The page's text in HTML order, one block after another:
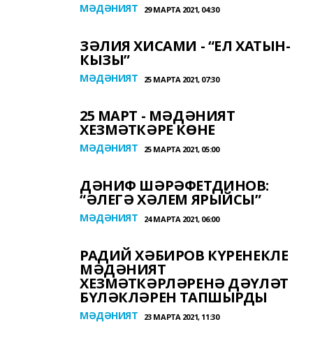
МӘДӘНИЯТ 29 МАРТА 2021, 04:30
ЗӘЛИЯ ХИСАМИ - “ЕЛ ХАТЫН-
КЫЗЫ”
МӘДӘНИЯТ 25 МАРТА 2021, 07:30
25 МАРТ - МӘДӘНИЯТ
ХЕЗМӘТКӘРЕ КӨНЕ
МӘДӘНИЯТ 25 МАРТА 2021, 05:00
ДӘНИФ ШӘРӘФЕТДИНОВ:
“ӘЛЕГӘ ХӘЛЕМ ЯРЫЙСЫ”
МӘДӘНИЯТ 24 МАРТА 2021, 06:00
РАДИЙ ХӘБИРОВ КҮРЕНЕКЛЕ
МӘДӘНИЯТ
ХЕЗМӘТКӘРЛӘРЕНӘ ДӘҮЛӘТ
БҮЛӘКЛӘРЕН ТАПШЫРДЫ
МӘДӘНИЯТ 23 МАРТА 2021, 11:30